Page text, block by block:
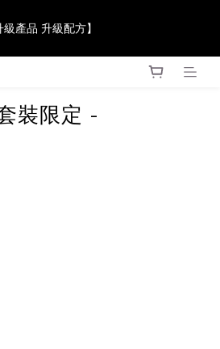
勇奪金獎】
級產品 升級配方】
Award Milan 2024 Professional
prev
裝限定 -